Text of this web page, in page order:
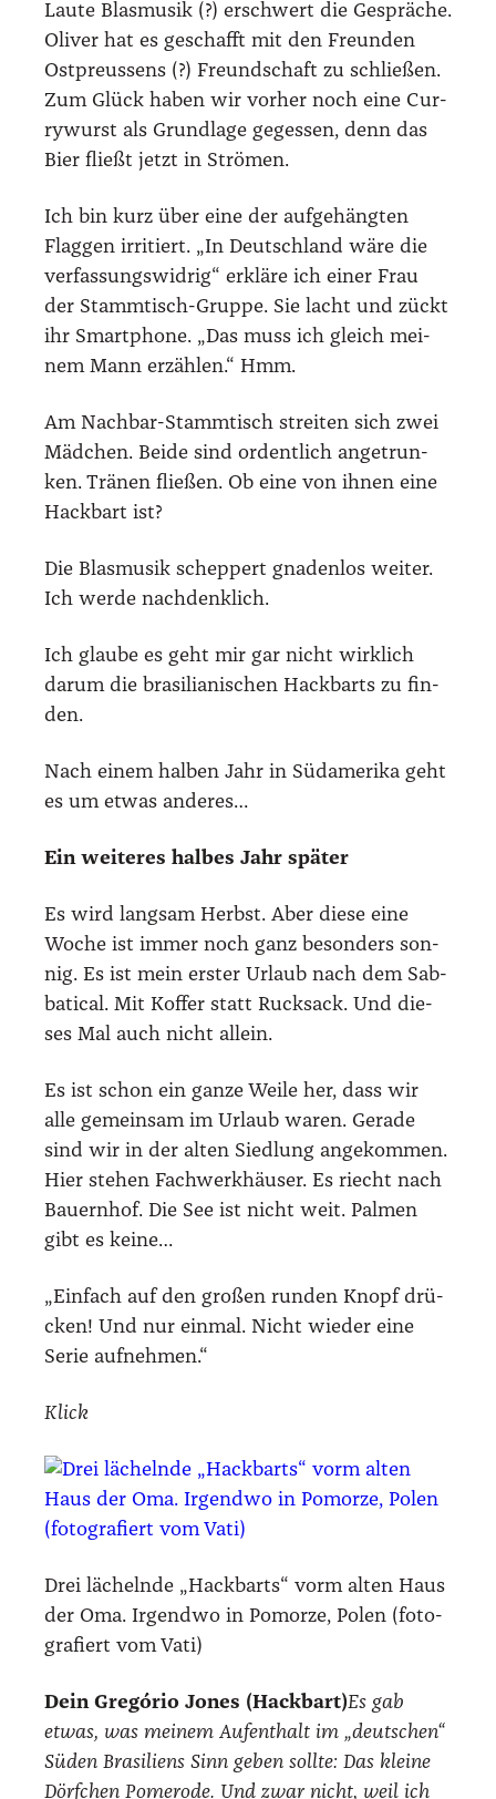
Lau­te Blas­mu­sik (?) erschwert die Gesprä­che.
Oli­ver hat es geschafft mit den Freun­den
Ost­preus­sens (?) Freund­schaft zu schlie­ßen.
Zum Glück haben wir vor­her noch eine Cur­
ry­wurst als Grund­la­ge geges­sen, denn das
Bier fließt jetzt in Strö­men.
Ich bin kurz über eine der auf­ge­häng­ten
Flag­gen irri­tiert. „In Deutsch­land wäre die
ver­fas­sungs­wid­rig“ erklä­re ich einer Frau
der Stamm­tisch-Grup­pe. Sie lacht und zückt
ihr Smart­phone. „Das muss ich gleich mei­
nem Mann erzäh­len.“ Hmm.
Am Nach­bar-Stamm­tisch strei­ten sich zwei
Mäd­chen. Bei­de sind ordent­lich ange­trun­
ken. Trä­nen flie­ßen. Ob eine von ihnen eine
Hack­bart ist?
Die Blas­mu­sik schep­pert gna­den­los wei­ter.
Ich wer­de nach­denk­lich.
Ich glau­be es geht mir gar nicht wirk­lich
dar­um die bra­si­lia­ni­schen Hack­barts zu fin­
den.
Nach einem hal­ben Jahr in Süd­ame­ri­ka geht
es um etwas ande­res…
Ein wei­te­res hal­bes Jahr spä­ter
Es wird lang­sam Herbst. Aber die­se eine
Woche ist immer noch ganz beson­ders son­
nig. Es ist mein ers­ter Urlaub nach dem Sab­
ba­ti­cal. Mit Kof­fer statt Ruck­sack. Und die­
ses Mal auch nicht allein.
Es ist schon ein gan­ze Wei­le her, dass wir
alle gemein­sam im Urlaub waren. Gera­de
sind wir in der alten Sied­lung ange­kom­men.
Hier ste­hen Fach­werk­häu­ser. Es riecht nach
Bau­ern­hof. Die See ist nicht weit. Pal­men
gibt es kei­ne…
„Ein­fach auf den gro­ßen run­den Knopf drü­
cken! Und nur ein­mal. Nicht wie­der eine
Serie auf­neh­men.“
Klick
Drei lächeln­de „Hack­barts“ vorm alten Haus
der Oma. Irgend­wo in Pomor­ze, Polen (foto­
gra­fiert vom Vati)
Dein Gre­gório Jones (Hack­bart)Es gab
etwas, was mei­nem Auf­ent­halt im „deut­schen“
Süden Bra­si­li­ens Sinn geben soll­te: Das klei­ne
Dörf­chen Pomero­de. Und zwar nicht, weil ich